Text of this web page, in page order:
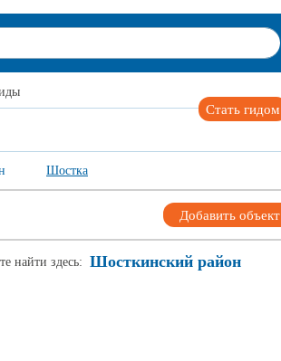
Стать гидом
Шостка
Добавить объект
найти здесь: Шосткинский район